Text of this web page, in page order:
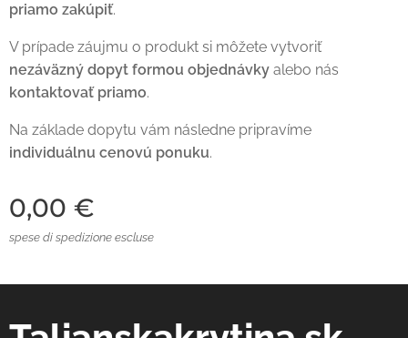
priamo zakúpiť.
V prípade záujmu o produkt si môžete vytvoriť
nezáväzný dopyt formou objednávky alebo nás
kontaktovať priamo.
Na základe dopytu vám následne pripravíme
individuálnu cenovú ponuku.
0,00 €
spese di spedizione escluse